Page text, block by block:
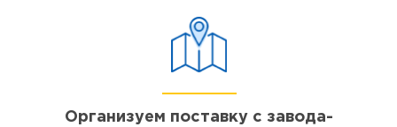
Организуем поставку с завода-